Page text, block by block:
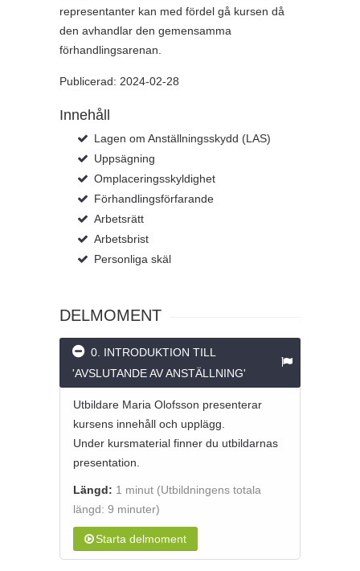
representanter kan med fördel gå kursen då
den avhandlar den gemensamma
förhandlingsarenan.
Publicerad: 2024-02-28
Innehåll
Lagen om Anställningsskydd (LAS)
Uppsägning
Omplaceringsskyldighet
Förhandlingsförfarande
Arbetsrätt
Arbetsbrist
Personliga skäl
DELMOMENT
0. INTRODUKTION TILL
'AVSLUTANDE AV ANSTÄLLNING'
Utbildare Maria Olofsson presenterar
kursens innehåll och upplägg.
Under kursmaterial finner du utbildarnas
presentation.
Längd: 1 minut (Utbildningens totala
längd: 9 minuter)
Starta delmoment